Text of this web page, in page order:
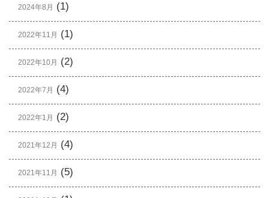
2024年8月 (1)
2022年11月 (1)
2022年10月 (2)
2022年7月 (4)
2022年1月 (2)
2021年12月 (4)
2021年11月 (5)